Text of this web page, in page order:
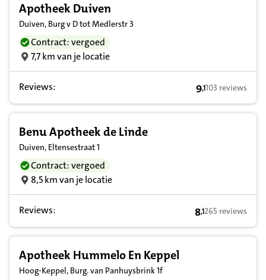
Apotheek Duiven
Duiven, Burg v D tot Medlerstr 3
Contract: vergoed
7,7 km van je locatie
Reviews: 9,1 op basis van
9,1103 reviews
Benu Apotheek de Linde
Duiven, Eltensestraat 1
Contract: vergoed
8,5 km van je locatie
Reviews: 8,1 op basis van
8,1265 reviews
Apotheek Hummelo En Keppel
Hoog-Keppel, Burg. van Panhuysbrink 1f